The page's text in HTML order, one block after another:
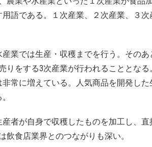
語である。１次産業、２次産業、３
業では生産・収穫までを行う。その
りをする3次産業が行われることとな
常に増えている。人気商品を開発し
者が自身で収穫したものを加工し、
飲食店業界とのつながりも深い。